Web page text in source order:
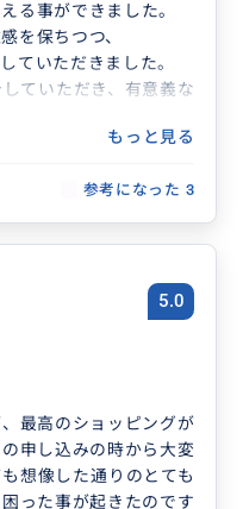
る事ができました。
を保ちつつ、
ていただきました。
ていただき、有意義な
願いしたい素敵な方で
もっと見る
参考になった 3
5.0
最高のショッピングが
申し込みの時から大変
想像した通りのとても
った事が起きたのです